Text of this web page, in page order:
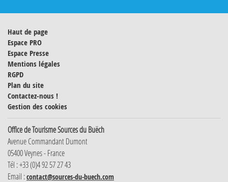
Haut de page
Espace PRO
Espace Presse
Mentions légales
RGPD
Plan du site
Contactez-nous !
Gestion des cookies
Office de Tourisme Sources du Buëch
Avenue Commandant Dumont
05400 Veynes - France
Tél : +33 (0)4 92 57 27 43
Email :contact@sources-du-buech.com